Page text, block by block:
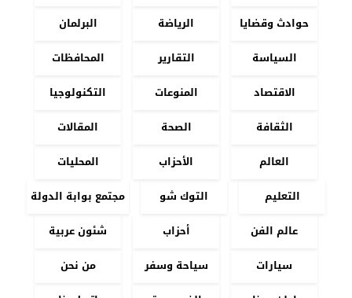
حوادث وقضايا
الرياضة
البرلمان
السياسة
التقارير
المحافظات
الاقتصاد
المنوعات
التكنولوجيا
الثقافة
الصحة
المقالات
العالم
الأحزاب
المحليات
التعليم
التوك شو
مجتمع بوابة الدولة
عالم الفن
أحزاب
شئون عربية
سيارات
سياحة وسفر
من نحن